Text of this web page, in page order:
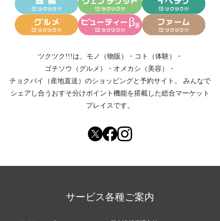
ツクツク!!!は、 モノ（物販） ・ コト（体験）
・
ゴチソウ（グルメ）
・ オメカシ（美容）
・
チョクバイ（産地直送） のショッピングと予約サイト。
みんなで
シェアし合う おすそ分けポイント機能を搭載した総合マーケット
プレイスです。
サービス各種ご案内